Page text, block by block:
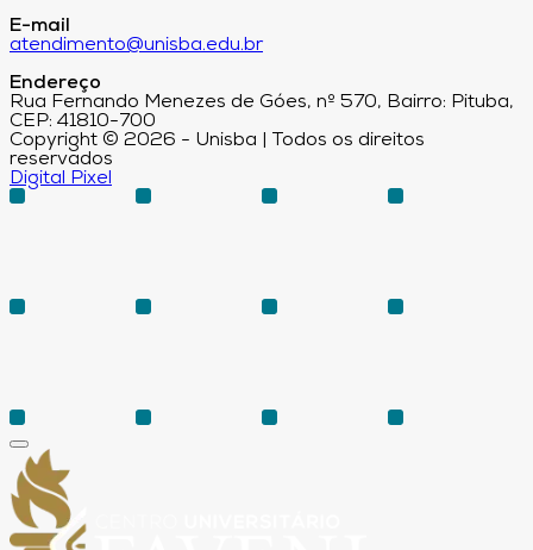
E-mail
atendimento@unisba.edu.br
Endereço
Rua Fernando Menezes de Góes, nº 570, Bairro: Pituba,
CEP: 41810-700
Copyright © 2026 - Unisba | Todos os direitos
reservados
Digital Pixel